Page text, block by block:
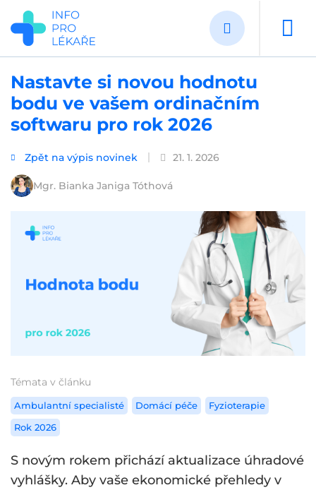
Přejít
hlavnímu
obsahu
Nastavte si novou hodnotu
bodu ve vašem ordinačním
softwaru pro rok 2026
Zpět na výpis novinek 21. 1. 2026
Mgr. Bianka Janiga Tóthová
Témata v článku
Ambulantní specialisté Domácí péče
Fyzioterapie
Rok 2026
S novým rokem přichází aktualizace úhradové
vyhlášky. Aby vaše ekonomické přehledy v